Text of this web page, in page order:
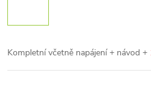
Kompletní včetně napájení + návod +